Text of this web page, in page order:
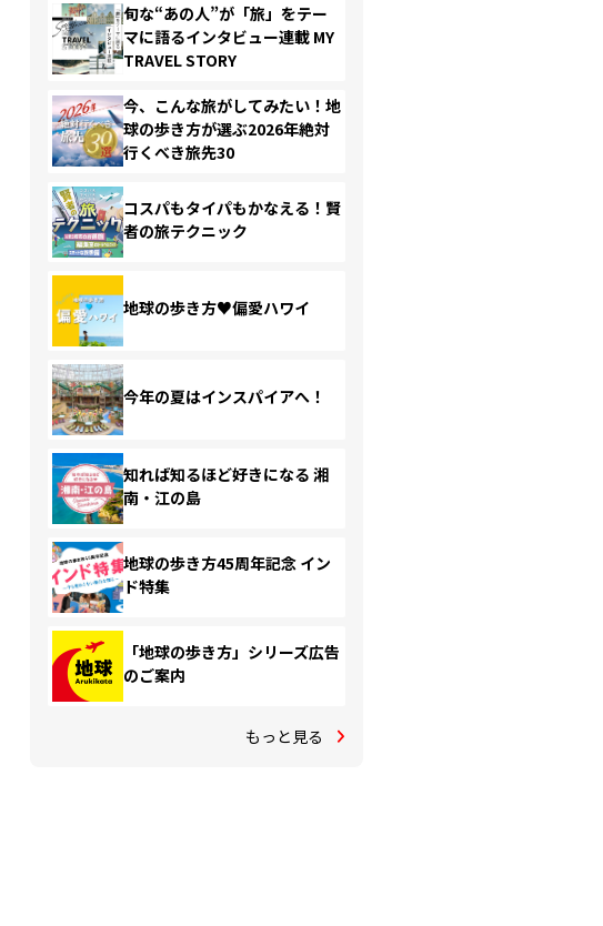
旬な“あの人”が「旅」をテー
マに語るインタビュー連載 MY
TRAVEL STORY
今、こんな旅がしてみたい！地
球の歩き方が選ぶ2026年絶対
行くべき旅先30
コスパもタイパもかなえる！賢
者の旅テクニック
地球の歩き方♥偏愛ハワイ
今年の夏はインスパイアへ！
知れば知るほど好きになる 湘
南・江の島
地球の歩き方45周年記念 イン
ド特集
「地球の歩き方」シリーズ広告
のご案内
もっと見る